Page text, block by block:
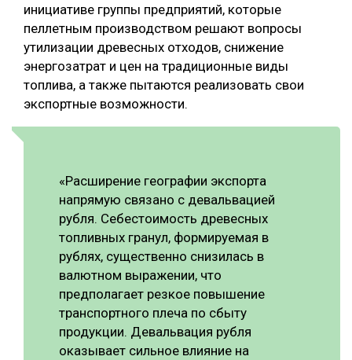
инициативе группы предприятий, которые
пеллетным производством решают вопросы
утилизации древесных отходов, снижение
энергозатрат и цен на традиционные виды
топлива, а также пытаются реализовать свои
экспортные возможности.
«Расширение географии экспорта
напрямую связано с девальвацией
рубля. Себестоимость древесных
топливных гранул, формируемая в
рублях, существенно снизилась в
валютном выражении, что
предполагает резкое повышение
транспортного плеча по сбыту
продукции. Девальвация рубля
оказывает сильное влияние на